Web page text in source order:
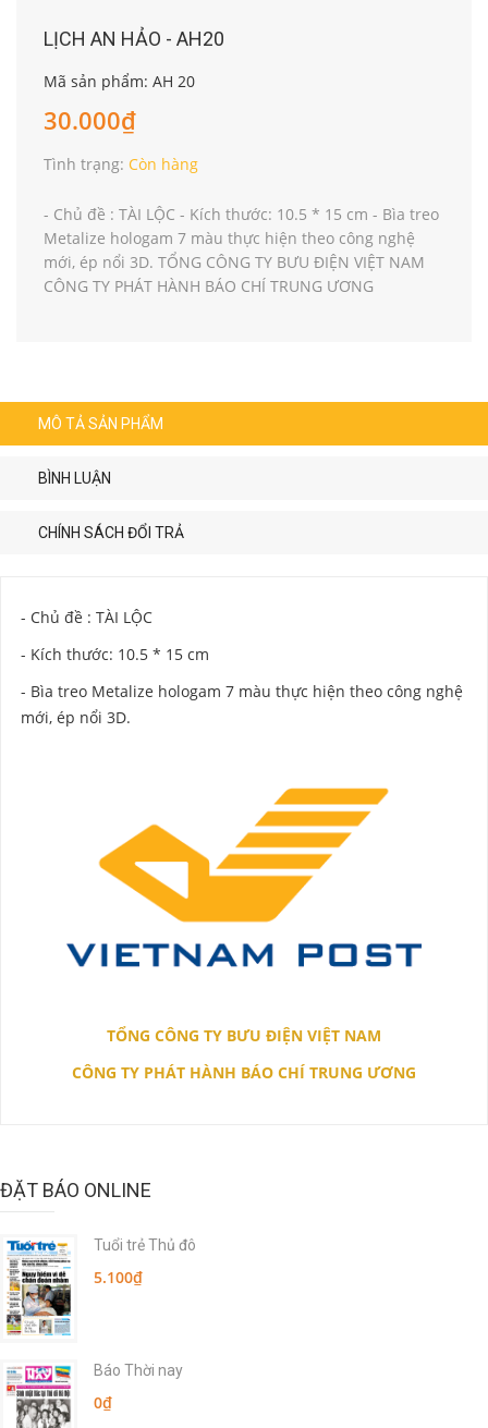
LỊCH AN HẢO - AH20
Mã sản phẩm: AH 20
30.000₫
Tình trạng: Còn hàng
- Chủ đề : TÀI LỘC - Kích thước: 10.5 * 15 cm - Bìa treo
Metalize hologam 7 màu thực hiện theo công nghệ
mới, ép nổi 3D. TỔNG CÔNG TY BƯU ĐIỆN VIỆT NAM
CÔNG TY PHÁT HÀNH BÁO CHÍ TRUNG ƯƠNG
MÔ TẢ SẢN PHẨM
BÌNH LUẬN
CHÍNH SÁCH ĐỔI TRẢ
- Chủ đề : TÀI LỘC
- Kích thước: 10.5 * 15 cm
- Bìa treo Metalize hologam 7 màu thực hiện theo công nghệ
mới, ép nổi 3D.
TỔNG CÔNG TY BƯU ĐIỆN VIỆT NAM
CÔNG TY PHÁT HÀNH BÁO CHÍ TRUNG ƯƠNG
ĐẶT BÁO ONLINE
Tuổi trẻ Thủ đô
5.100₫
Báo Thời nay
0₫